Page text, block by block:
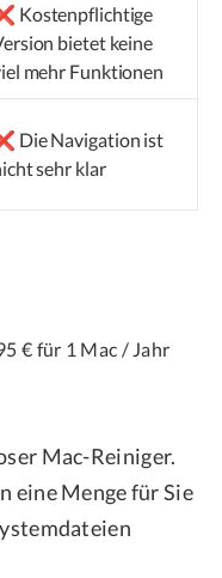
Kostenpflichtige
bietet keine
mehr Funktionen
Die Navigation ist
sehr klar
€ für 1 Mac / Jahr
Mac-Reiniger.
eine Menge für Sie